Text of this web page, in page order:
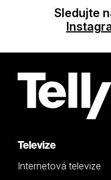
Sledujte
Televize
Internetová televize